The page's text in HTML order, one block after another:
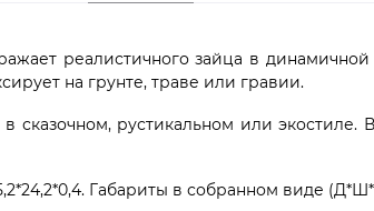
реалистичного зайца в
на грунте, траве или гравии.
сказочном, рустикальном или
Габариты в собранном виде